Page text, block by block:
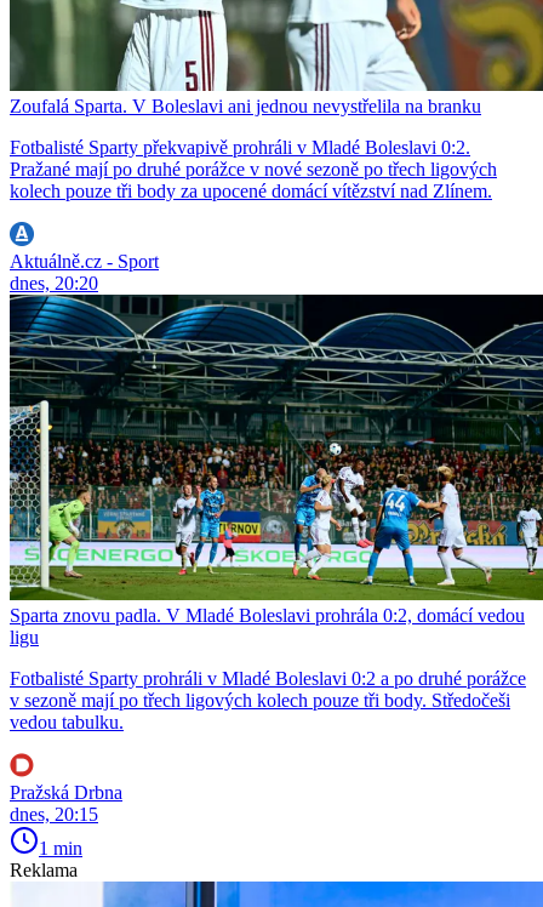
Zoufalá Sparta. V Boleslavi ani jednou nevystřelila na branku
Fotbalisté Sparty překvapivě prohráli v Mladé Boleslavi 0:2.
Pražané mají po druhé porážce v nové sezoně po třech ligových
kolech pouze tři body za upocené domácí vítězství nad Zlínem.
Aktuálně.cz - Sport
dnes, 20:20
Sparta znovu padla. V Mladé Boleslavi prohrála 0:2, domácí vedou
ligu
Fotbalisté Sparty prohráli v Mladé Boleslavi 0:2 a po druhé porážce
v sezoně mají po třech ligových kolech pouze tři body. Středočeši
vedou tabulku.
Pražská Drbna
dnes, 20:15
1 min
Reklama